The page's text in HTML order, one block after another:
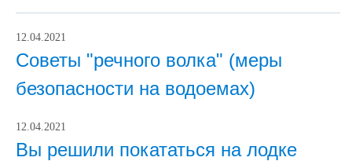
12.04.2021
Советы "речного волка" (меры
безопасности на водоемах)
12.04.2021
Вы решили покататься на лодке